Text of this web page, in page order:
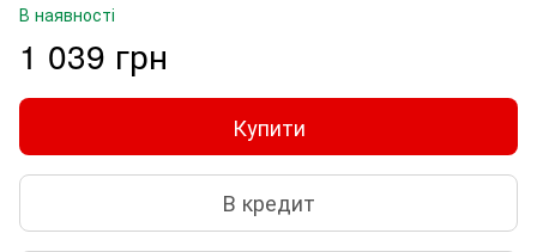
В наявності
1 039 грн
Купити
В кредит